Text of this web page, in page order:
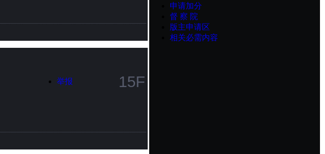
举报
15F
申请加分
督 察 院
版主申请区
相关必需内容